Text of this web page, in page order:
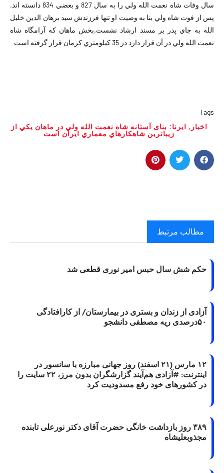
سال وفات شاه نعمت الله ولي را به سال 827 و بعضي 834 دانسته اند.
پس از فوت شاه ولي بنا به وصيت او تنها فرزندش سيد برهان الدين خليل
الله به جاي پدر بر مسند ارشاد نشست.بخش ماهان که آرامگاه شاه
نعمت الله ولي در آن قرار دارد در 35 کيلومتري کرمان قرار گرفته است
Tags
اخبار , ایرنا: بنای آستانه شاه نعمت الله ولي در ماهان يکي از
زيباترين شاهکارهاي معماري ايران است
مطالب مرتبط
حکم شش سال حبس امیر نوری قطعی شد
آزادی از زندان و بستری در بیمارستان/ از کارافتادگی
۵۰درصدی ریه مصطفی دانشجو
۱۲ مارس (۲۱ اسفند) روز جهانی مبارزه با سانسور در
اینترنت: #آزادی هم‌آیند گزارشگران‌ بدون مرز، ۲۲ سایت را
در کشورهای خود رفع مسدودیت کرد
۳۸۹ روز بازداشت خانگی حضرت آقای دکتر نورعلی تابنده
مجذوبعلیشاه